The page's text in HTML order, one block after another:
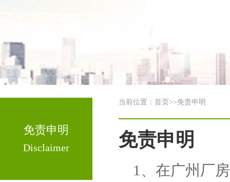
免责申明
Disclaimer
当前位置： 首页 >>免责申明
免责申明
1、在广州厂